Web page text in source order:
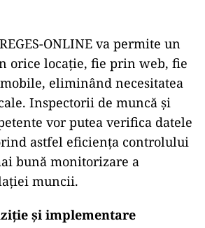
ONLINE va permite un
orice locație, fie prin web, fie
eliminând necesitatea
Inspectorii de muncă și
vor putea verifica datele
astfel eficiența controlului
bună monitorizare a
muncii.
și implementare